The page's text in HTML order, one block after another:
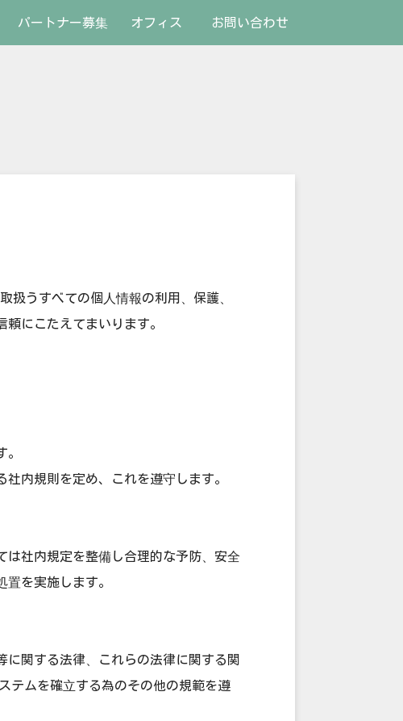
パートナー募集 オフィス お問い合わせ
うすべての個人情報の利用、保護、
にこたえてまいります。
内規則を定め、これを遵守します。
社内規定を整備し合理的な予防、安全
を実施します。
関する法律、これらの法律に関する関
テムを確立する為のその他の規範を遵